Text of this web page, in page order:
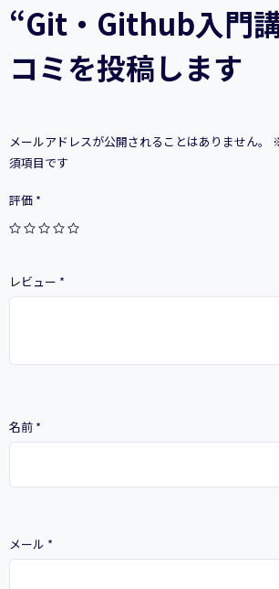
“Git・Github入門
コミを投稿します
メールアドレスが公開されることはありません。
須項目です
評価 *
レビュー *
名前 *
メール *